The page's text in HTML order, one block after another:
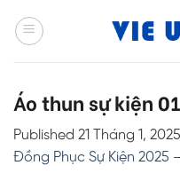
Áo thun sự kiện 01
Published 21 Tháng 1, 2025
Đồng Phục Sự Kiện 2025